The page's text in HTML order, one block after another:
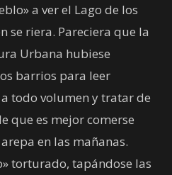
a ver el Lago de los
se riera. Pareciera que la
Urbana hubiese
barrios para leer
todo volumen y tratar de
que es mejor comerse
en las mañanas.
torturado, tapándose las